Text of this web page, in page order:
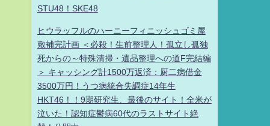
STU48！SKE48
ヒウラッフルのハーニーフィニッシュゴミ屋
敷補完計画 ＜必殺！生前整理人！孤立し孤独
死からの～特殊清掃・遺品整理への道F完結編
＞ キャッシング計1500万返済：厨二病借金
3500万円！うつ病統合失調症14年生
HKT46！！9期研究生、最後のサイト！全米が
泣いた！認知症鬱病60代のラストサイト絶